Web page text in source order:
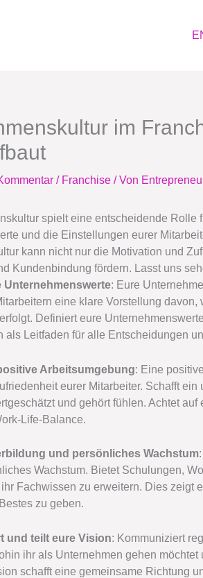
im
/ Franchise / Von
spielt eine entscheidende
und die Einstellungen eurer
kann nicht nur die Motivation und
Kundenbindung fördern. Lasst uns
Unternehmenswerte: Eure
eine klare Vorstellung
Definiert eure
als Leitfaden für alle Entscheidungen
Arbeitsumgebung: Eine
eurer Mitarbeiter. Schafft
und gehört fühlen. Achtet
Life-Balance.
und persönliches Wachstum
Wachstum. Bietet Schulungen,
Fachwissen zu erweitern. Dies zeigt
zu geben.
und teilt eure Vision: Kommuniziert
ihr als Unternehmen gehen
schafft eine gemeinsame Richtung